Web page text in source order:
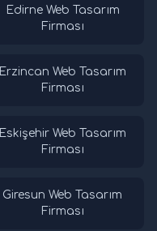
Edirne Web Tasarım
Firması
Erzincan Web Tasarım
Firması
Eskişehir Web Tasarım
Firması
Giresun Web Tasarım
Firması